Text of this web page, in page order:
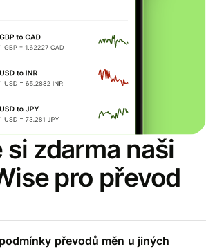
zdarma naši
pro převod
převodů měn u jiných